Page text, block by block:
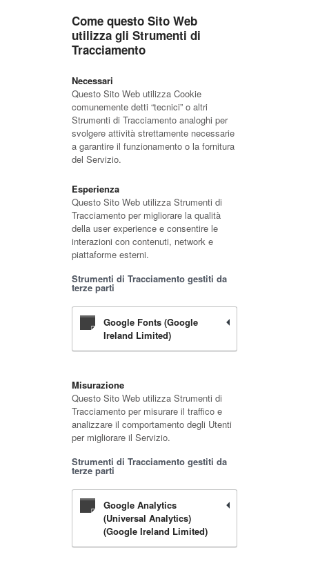
Come questo Sito Web
utilizza gli Strumenti di
Tracciamento
Necessari
Questo Sito Web utilizza Cookie
comunemente detti “tecnici” o altri
Strumenti di Tracciamento analoghi per
svolgere attività strettamente necessarie
a garantire il funzionamento o la fornitura
del Servizio.
Esperienza
Questo Sito Web utilizza Strumenti di
Tracciamento per migliorare la qualità
della user experience e consentire le
interazioni con contenuti, network e
piattaforme esterni.
Strumenti di Tracciamento gestiti da
terze parti
Google Fonts (Google
Ireland Limited)
Misurazione
Questo Sito Web utilizza Strumenti di
Tracciamento per misurare il traffico e
analizzare il comportamento degli Utenti
per migliorare il Servizio.
Strumenti di Tracciamento gestiti da
terze parti
Google Analytics
(Universal Analytics)
(Google Ireland Limited)